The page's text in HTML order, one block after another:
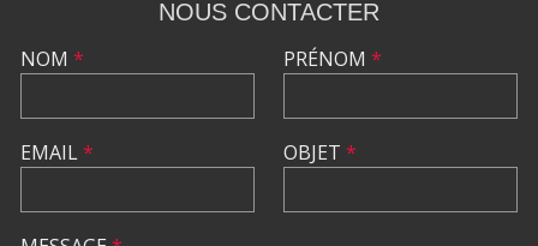
NOUS CONTACTER
NOM *
EMAIL*
PRÉNOM *
OBJET *